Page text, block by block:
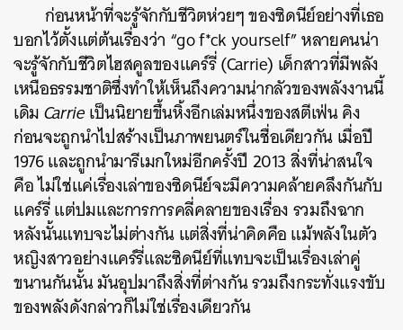
ก่อนหน้าที่จะรู้จักกับชีวิตห่วยๆ ของซิดนีย์อย่างที่เธอ
บอกไว้ตั้งแต่ต้นเรื่องว่า “go f*ck yourself” หลายคนน่า
จะรู้จักกับชีวิตไฮสคูลของแคร์รี่ (Carrie) เด็กสาวที่มีพลัง
เหนือธรรมชาติซึ่งทำให้เห็นถึงความน่ากลัวของพลังงานนี้
เดิมCarrieเป็นนิยายขึ้นหิ้งอีกเล่มหนึ่งของสตีเฟ่น คิง
ก่อนจะถูกนำไปสร้างเป็นภาพยนตร์ในชื่อเดียวกัน เมื่อปี
1976 และถูกนำมารีเมกใหม่อีกครั้งปี 2013 สิ่งที่น่าสนใจ
คือ ไม่ใช่แค่เรื่องเล่าของซิดนีย์จะมีความคล้ายคลึงกันกับ
แคร์รี่แต่ปมและการการคลี่คลายของเรื่อง รวมถึงฉาก
หลังนั้นแทบจะไม่ต่างกัน แต่สิ่งที่น่าคิดคือ แม้พลังในตัว
หญิงสาวอย่างแคร์รี่และซิดนีย์ที่แทบจะเป็นเรื่องเล่าคู่
ขนานกันนั้น มันอุปมาถึงสิ่งที่ต่างกัน รวมถึงกระทั่งแรงขับ
ของพลังดังกล่าวก็ไม่ใช่เรื่องเดียวกัน